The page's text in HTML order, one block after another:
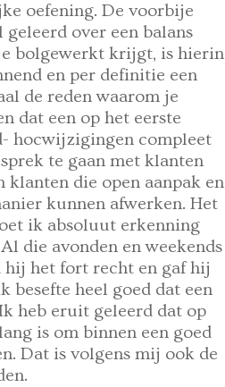
oefening. De voorbije
over een balans
bolgewerkt krijgt, is hierin
en per definitie een
de reden waarom je
dat een op het eerste
hocwijzigingen compleet
te gaan met klanten
klanten die open aanpak en
kunnen afwerken. Het
ik absoluut erkenning
die avonden en weekends
hij het fort recht en gaf hij
besefte heel goed dat een
heb eruit geleerd dat op
is om binnen een goed
Dat is volgens mij ook de